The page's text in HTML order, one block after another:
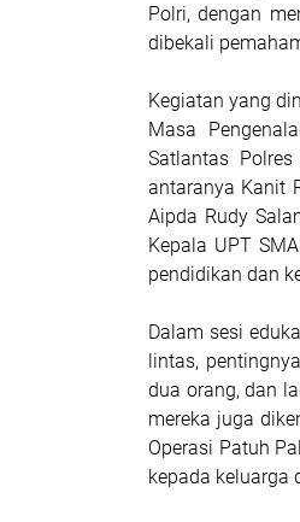
Polri, dengan
dibekali
Kegiatan yang
Masa
Satlantas
antaranya Kanit
Aipda Rudy
Kepala UPT
pendidikan dan
Dalam sesi
lintas,
dua orang, dan
mereka juga
Operasi Patuh
kepada keluarga